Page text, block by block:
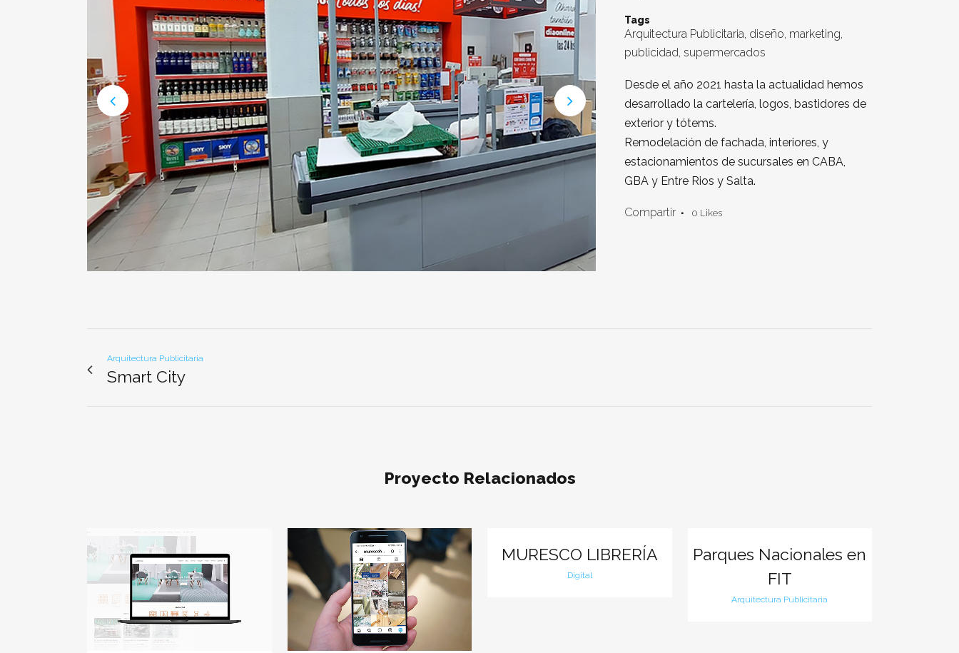
Tags
Arquitectura Publicitaria, diseño, marketing,
publicidad, supermercados
Desde el año 2021 hasta la actualidad hemos
desarrollado la cartelería, logos, bastidores de
exterior y tótems.
Remodelación de fachada, interiores, y
estacionamientos de sucursales en CABA,
GBA y Entre Rios y Salta.
Compartir 0 Likes
Arquitectura Publicitaria
Smart City
Proyecto Relacionados
Ver Ver
MURESCO LIBRERÍA
Digital
Parques Nacionales en
FIT
Arquitectura Publicitaria